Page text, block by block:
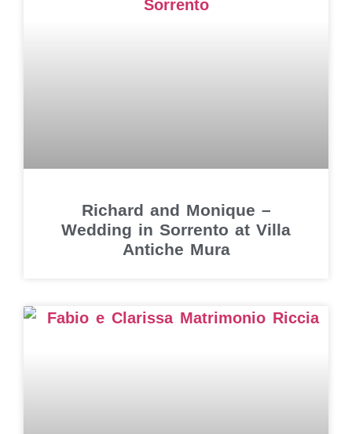
Richard and Monique –
Wedding in Sorrento at Villa
Antiche Mura